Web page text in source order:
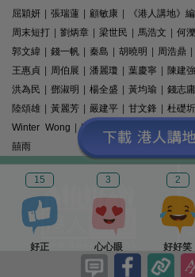
15
好正
3
心心眼
2
好好笑
屈穎妍
張瑞蓮 顧敏康 《港人講地》
周末短打
劉炳章 梁世民 馬浩文 何
郭文緯
錢一帆 秦島 胡曉明 周浩鼎
王惠貞
周伯展 潘麗瓊 葉慶寧 陳建強
洪為民
鄧淑明 楊全盛 黃均瑜 錢志庸
陸頌雄
黃麗芳 嚴建平 甘文鋒 杜礎圻
Winter Wong
K2 梁文新 羅崑 姚銘
囍雨
©